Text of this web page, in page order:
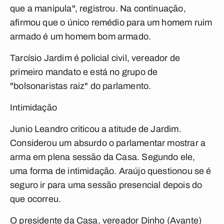
que a manipula", registrou. Na continuação,
afirmou que o único remédio para um homem ruim
armado é um homem bom armado.
Tarcísio Jardim é policial civil, vereador de
primeiro mandato e está no grupo de
"bolsonaristas raiz" do parlamento.
Intimidação
Junio Leandro criticou a atitude de Jardim.
Considerou um absurdo o parlamentar mostrar a
arma em plena sessão da Casa. Segundo ele,
uma forma de intimidação. Araújo questionou se é
seguro ir para uma sessão presencial depois do
que ocorreu.
O presidente da Casa, vereador Dinho (Avante)